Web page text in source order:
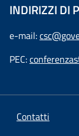
INDIRIZZI DI
e-mail:
PEC:
Contatti